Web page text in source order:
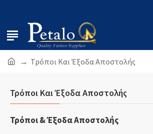
Τρόποι Και Έξοδα Αποστολής
Τρόποι Και Έξοδα Αποστολής
Τρόποι & Έξοδα Αποστολής